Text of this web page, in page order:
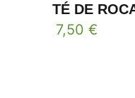
TÉ DE
7,50 €